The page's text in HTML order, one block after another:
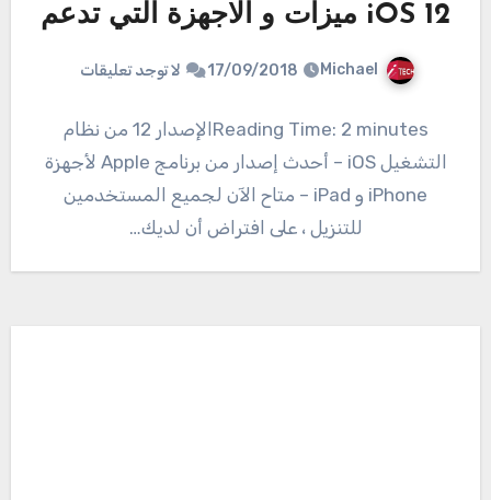
iOS 12 ميزات و الاجهزة التي تدعم
Michael
17/09/2018 لا توجد تعليقات
Reading Time: 2 minutesالإصدار 12 من نظام
التشغيل iOS – أحدث إصدار من برنامج Apple لأجهزة
iPhone و iPad – متاح الآن لجميع المستخدمين
للتنزيل ، على افتراض أن لديك…